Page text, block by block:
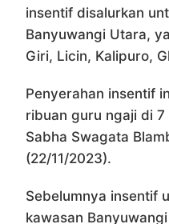
insentif disalurkan
Banyuwangi Utara,
Giri, Licin, Kalipuro,
Penyerahan insentif
ribuan guru ngaji di
Sabha Swagata
(22/11/2023).
Sebelumnya insentif
kawasan